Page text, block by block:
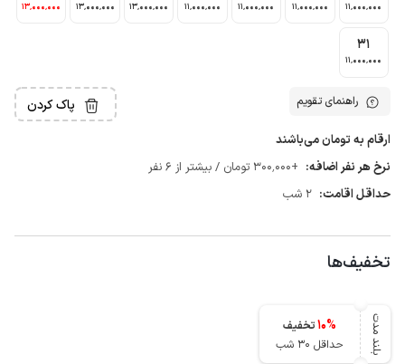
11٬000٬000 11٬000٬000 11٬000٬000 11٬000٬000 13٬000٬000 13٬000٬000 13٬000٬000
31
11٬000٬000
راهنمای تقویم پاک کردن
ارقام به تومان می‌باشند
نرخ هر نفر اضافه: +300٬000 تومان / بیشتر از 6 نفر
حداقل اقامت: 2 شب
تخفیف‌ها
بلند مدت 10%
تخفیف
حداقل 30 شب